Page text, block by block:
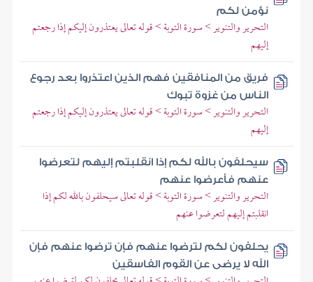
نؤمن لكم
التحرير والتنوير > سورة التوبة > قوله تعالى يعتذرون إليكم إذا رجعتم
إليهم
فريق من المنافقين فهم الذين اعتذروا بعد رجوع
الناس من غزوة تبوك
التحرير والتنوير > سورة التوبة > قوله تعالى يعتذرون إليكم إذا رجعتم
إليهم
سيحلفون بالله لكم إذا انقلبتم إليهم لتعرضوا
عنهم فأعرضوا عنهم
التحرير والتنوير > سورة التوبة > قوله تعالى سيحلفون بالله لكم إذا
انقلبتم إليهم لتعرضوا عنهم
يحلفون لكم لترضوا عنهم فإن ترضوا عنهم فإن
الله لا يرضى عن القوم الفاسقين